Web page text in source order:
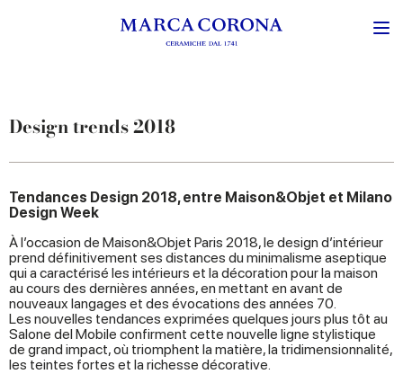
Design trends 2018
Tendances Design 2018, entre Maison&Objet et Milano
Design Week
À l’occasion de Maison&Objet Paris 2018, le design d’intérieur
prend définitivement ses distances du minimalisme aseptique
qui a caractérisé les intérieurs et la décoration pour la maison
au cours des dernières années, en mettant en avant de
nouveaux langages et des évocations des années 70.
Les nouvelles tendances exprimées quelques jours plus tôt au
Salone del Mobile confirment cette nouvelle ligne stylistique
de grand impact, où triomphent la matière, la tridimensionnalité,
les teintes fortes et la richesse décorative.